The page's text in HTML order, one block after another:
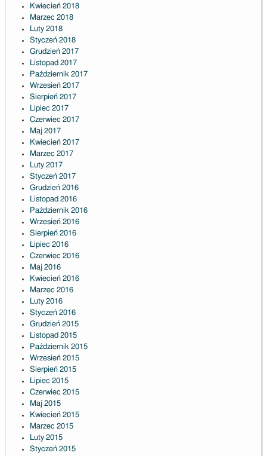
Kwiecień 2018
Marzec 2018
Luty 2018
Styczeń 2018
Grudzień 2017
Listopad 2017
Październik 2017
Wrzesień 2017
Sierpień 2017
Lipiec 2017
Czerwiec 2017
Maj 2017
Kwiecień 2017
Marzec 2017
Luty 2017
Styczeń 2017
Grudzień 2016
Listopad 2016
Październik 2016
Wrzesień 2016
Sierpień 2016
Lipiec 2016
Czerwiec 2016
Maj 2016
Kwiecień 2016
Marzec 2016
Luty 2016
Styczeń 2016
Grudzień 2015
Listopad 2015
Październik 2015
Wrzesień 2015
Sierpień 2015
Lipiec 2015
Czerwiec 2015
Maj 2015
Kwiecień 2015
Marzec 2015
Luty 2015
Styczeń 2015